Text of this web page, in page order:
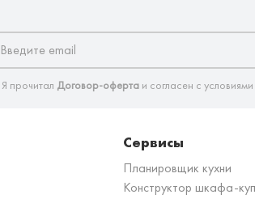
Я прочитал Договор-офертаи согласен с условиями
Сервисы
Планировщик кухни
Конструктор шкафа-